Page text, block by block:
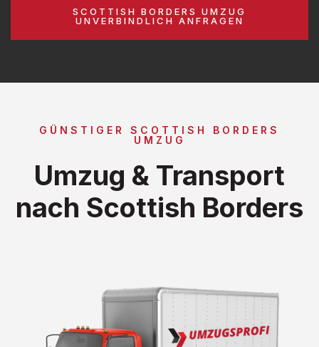
SCOTTISH BORDERS UMZUG
UNVERBINDLICH ANFRAGEN
GÜNSTIGER SCOTTISH BORDERS
UMZUG
Umzug & Transport
nach Scottish Borders